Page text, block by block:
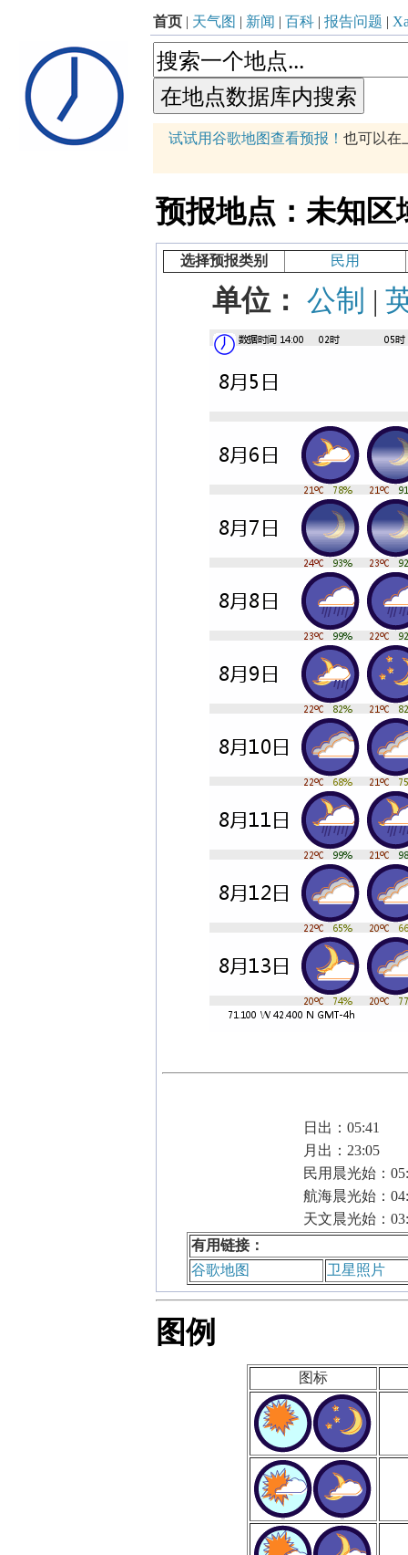
首页 | 天气图 | 新闻 | 百科 | 报告问题 |
试试用谷歌地图查看预报！ 也可以在
预报地点：未知区
选择预报类别 民用
单位： 公制 |
日出：05:41
月出：23:05
民用晨光始：
航海晨光始：
天文晨光始：
有用链接：
谷歌地图
卫星照片
图例
图标